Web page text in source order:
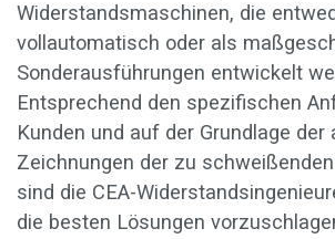
Widerstandsmaschinen, die
vollautomatisch oder als
Sonderausführungen entwickelt
Entsprechend den spezifischen
Kunden und auf der Grundlage der
Zeichnungen der zu
sind die CEA-
die besten Lösungen